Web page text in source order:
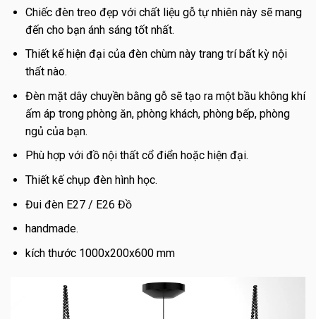
Chiếc đèn treo đẹp với chất liệu gỗ tự nhiên này sẽ mang
đến cho bạn ánh sáng tốt nhất.
Thiết kế hiện đại của đèn chùm này trang trí bất kỳ nội
thất nào.
Đèn mặt dây chuyền bằng gỗ sẽ tạo ra một bầu không khí
ấm áp trong phòng ăn, phòng khách, phòng bếp, phòng
ngủ của bạn.
Phù hợp với đồ nội thất cổ điển hoặc hiện đại.
Thiết kế chụp đèn hình học.
Đui đèn E27 / E26 Đồ
handmade.
kích thước 1000x200x600 mm